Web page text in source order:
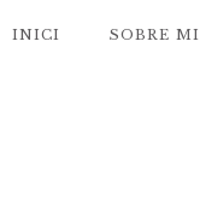
INICI SOBRE MI